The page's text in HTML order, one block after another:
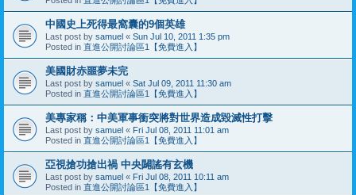
中國史上死得最窩囊的9個英雄
Last post by samuel « Sun Jul 10, 2011 1:35 pm
Posted in 直進公開討論區1【免費進入】
美國財赤噩夢未完
Last post by samuel « Sat Jul 09, 2011 11:30 am
Posted in 直進公開討論區1【免費進入】
美專家稱：中美軍事衝突將對世界造成毀滅性打擊
Last post by samuel « Fri Jul 08, 2011 11:01 am
Posted in 直進公開討論區1【免費進入】
亞視搶功搶出禍 中央闢謠有玄機
Last post by samuel « Fri Jul 08, 2011 10:11 am
Posted in 直進公開討論區1【免費進入】